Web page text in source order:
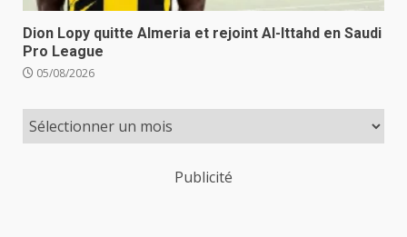
Dion Lopy quitte Almeria et rejoint Al-Ittahd en Saudi
Pro League
05/08/2026
Publicité